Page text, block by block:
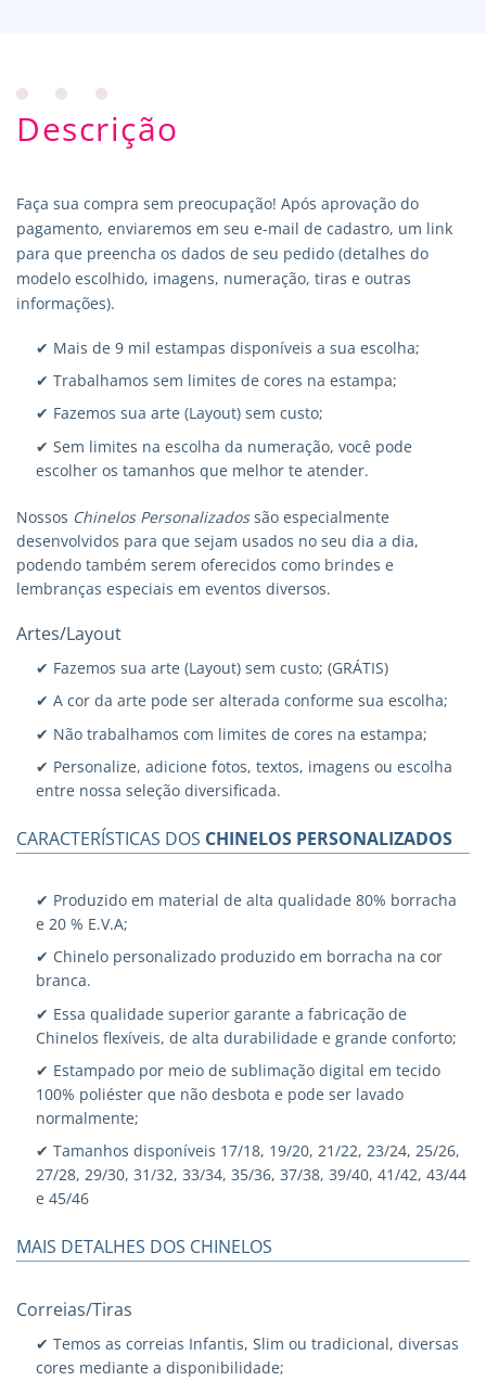
Descrição
Faça sua compra sem preocupação! Após aprovação do
pagamento, enviaremos em seu e-mail de cadastro, um link
para que preencha os dados de seu pedido (detalhes do
modelo escolhido, imagens, numeração, tiras e outras
informações).
✔ Mais de 9 mil estampas disponíveis a sua escolha;
✔ Trabalhamos sem limites de cores na estampa;
✔ Fazemos sua arte (Layout) sem custo;
✔ Sem limites na escolha da numeração, você pode
escolher os tamanhos que melhor te atender.
Nossos Chinelos Personalizadossão especialmente
desenvolvidos para que sejam usados no seu dia a dia,
podendo também serem oferecidos como brindes e
lembranças especiais em eventos diversos.
Artes/Layout
✔ Fazemos sua arte (Layout) sem custo; (GRÁTIS)
✔ A cor da arte pode ser alterada conforme sua escolha;
✔ Não trabalhamos com limites de cores na estampa;
✔ Personalize, adicione fotos, textos, imagens ou escolha
entre nossa seleção diversificada.
CARACTERÍSTICAS DOS CHINELOS PERSONALIZADOS
✔ Produzido em material de alta qualidade 80% borracha
e 20 % E.V.A;
✔ Chinelo personalizado produzido em borracha na cor
branca.
✔ Essa qualidade superior garante a fabricação de
Chinelos flexíveis, de alta durabilidade e grande conforto;
✔ Estampado por meio de sublimação digital em tecido
100% poliéster que não desbota e pode ser lavado
normalmente;
✔ Tamanhos disponíveis 17/18, 19/20, 21/22, 23/24, 25/26,
27/28, 29/30, 31/32, 33/34, 35/36, 37/38, 39/40, 41/42, 43/44
e 45/46
MAIS DETALHES DOS CHINELOS
Correias/Tiras
✔ Temos as correias Infantis, Slim ou tradicional, diversas
cores mediante a disponibilidade;